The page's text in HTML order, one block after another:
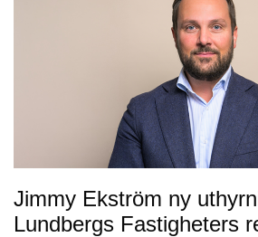
Jimmy Ekström ny
Lundbergs Fastigheters